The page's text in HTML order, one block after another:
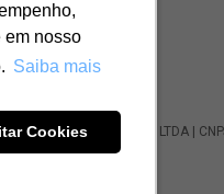
em nosso
Saiba mais
Cookies
em nosso
Saiba mais
Cookies
para: SASSI IMÓVEIS LTDA |